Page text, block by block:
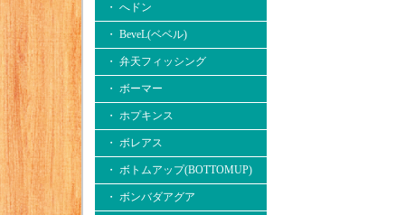
・ へドン
・ BeveL(ベベル)
・ 弁天フィッシング
・ ボーマー
・ ホプキンス
・ ボレアス
・ ボトムアップ(BOTTOMUP)
・ ボンバダアグア